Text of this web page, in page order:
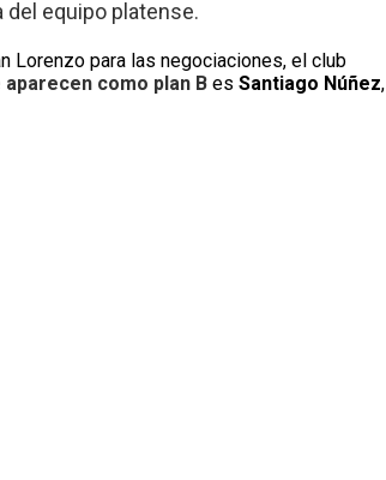
del equipo platense.
Lorenzo para las negociaciones, el club
como plan Bes Santiago Núñez,